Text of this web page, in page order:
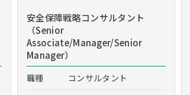
安全保障戦略コンサルタント
（Senior
Associate/Manager/Senior
Manager）
職種
コンサルタント